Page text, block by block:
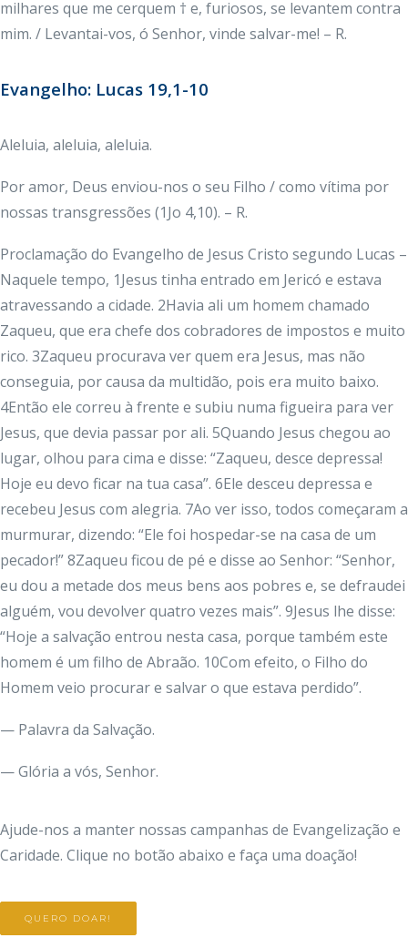
milhares que me cerquem † e, furiosos, se levantem contra
mim. / Levantai-vos, ó Senhor, vinde salvar-me! – R.
Evangelho: Lucas 19,1-10
Aleluia, aleluia, aleluia.
Por amor, Deus enviou-nos o seu Filho / como vítima por
nossas transgressões (1Jo 4,10). – R.
Proclamação do Evangelho de Jesus Cristo segundo Lucas –
Naquele tempo, 1Jesus tinha entrado em Jericó e estava
atravessando a cidade. 2Havia ali um homem chamado
Zaqueu, que era chefe dos cobradores de impostos e muito
rico. 3Zaqueu procurava ver quem era Jesus, mas não
conseguia, por causa da multidão, pois era muito baixo.
4Então ele correu à frente e subiu numa figueira para ver
Jesus, que devia passar por ali. 5Quando Jesus chegou ao
lugar, olhou para cima e disse: “Zaqueu, desce depressa!
Hoje eu devo ficar na tua casa”. 6Ele desceu depressa e
recebeu Jesus com alegria. 7Ao ver isso, todos começaram a
murmurar, dizendo: “Ele foi hospedar-se na casa de um
pecador!” 8Zaqueu ficou de pé e disse ao Senhor: “Senhor,
eu dou a metade dos meus bens aos pobres e, se defraudei
alguém, vou devolver quatro vezes mais”. 9Jesus lhe disse:
“Hoje a salvação entrou nesta casa, porque também este
homem é um filho de Abraão. 10Com efeito, o Filho do
Homem veio procurar e salvar o que estava perdido”.
— Palavra da Salvação.
— Glória a vós, Senhor.
Ajude-nos a manter nossas campanhas de Evangelização e
Caridade. Clique no botão abaixo e faça uma doação!
QUERO DOAR!